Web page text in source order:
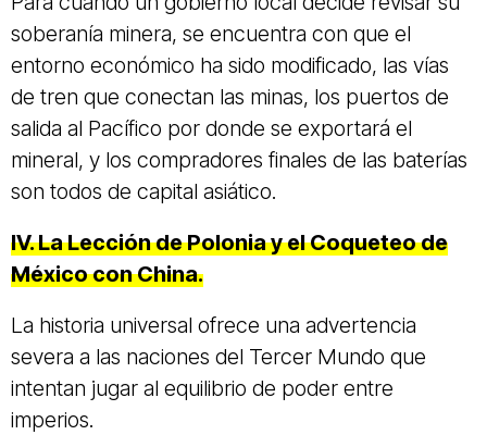
soberanía minera, se encuentra con que el
entorno económico ha sido modificado, las vías
de tren que conectan las minas, los puertos de
salida al Pacífico por donde se exportará el
mineral, y los compradores finales de las baterías
son todos de capital asiático.
IV. La Lección de Polonia y el Coqueteo de
México con China.
La historia universal ofrece una advertencia
severa a las naciones del Tercer Mundo que
intentan jugar al equilibrio de poder entre
imperios.